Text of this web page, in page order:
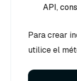
API,
Para crear
utilice el